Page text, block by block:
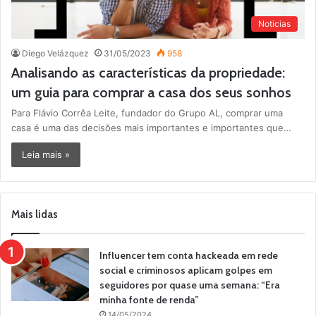
Noticias
Diego Velázquez 31/05/2023 958
Analisando as características da propriedade:
um guia para comprar a casa dos seus sonhos
Para Flávio Corrêa Leite, fundador do Grupo AL, comprar uma
casa é uma das decisões mais importantes e importantes que…
Leia mais »
Mais lidas
Influencer tem conta hackeada em rede
social e criminosos aplicam golpes em
seguidores por quase uma semana: “Era
minha fonte de renda”